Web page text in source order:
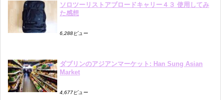
ソロツーリストアブロードキャリー４３ 使用してみ
た感想
6,288ビュー
ダブリンのアジアンマーケット: Han Sung Asian
Market
4,677ビュー